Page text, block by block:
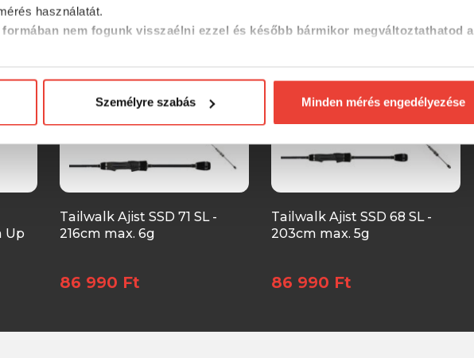
használatát.
nem fogunk visszaélni ezzel és később bármikor megváltoztathatod a
Személyre szabás Minden mérés engedélyezése
Up
-28%
Tailwalk Ajist SSD 71 SL -
216cm max. 6g
86 990 Ft
-28%
Tailwalk Ajist SSD 68 SL -
203cm max. 5g
86 990 Ft